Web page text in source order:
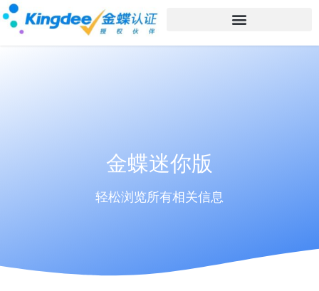
金蝶迷你版
轻松浏览所有相关信息